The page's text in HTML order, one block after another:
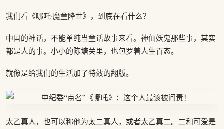
我们看《哪吒·魔童降世》，到底在看什么？
中国的神话，不能单纯当童话故事来看。神仙妖鬼那些事，其实
都是人的事。小小的陈塘关里，也包罗着人生百态。
就像是给我们的生活加了特效的翻版。
太乙真人，也可以称他为太二真人，或者太乙真二。二和可爱是